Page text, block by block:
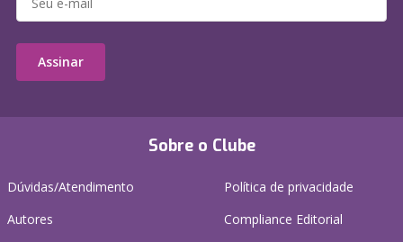
Sobre o Clube
Dúvidas/Atendimento
Autores
Política de privacidade
Compliance Editorial
Assinar